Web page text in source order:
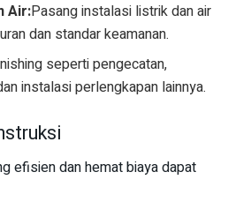
Air:Pasang instalasi listrik dan air
dan standar keamanan.
seperti pengecatan,
instalasi perlengkapan lainnya.
efisien dan hemat biaya dapat